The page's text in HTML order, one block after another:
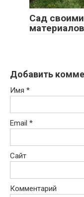
Сад
Добавить
Имя *
Email *
Сайт
Комментарий